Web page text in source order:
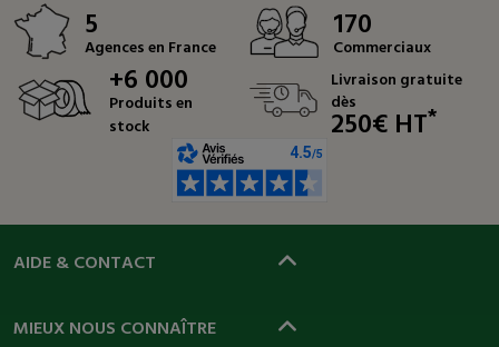
5
Agences en France
170
Commerciaux
+6 000
Produits en
stock
Livraison gratuite
dès
250€ HT*
AIDE & CONTACT
MIEUX NOUS CONNAÎTRE